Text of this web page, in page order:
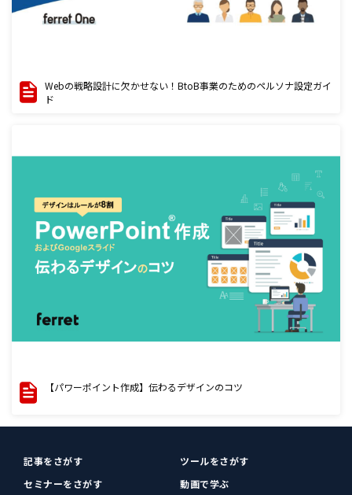
Webの戦略設計に欠かせない！BtoB事業のためのペルソナ設定ガイ
ド
【パワーポイント作成】伝わるデザインのコツ
記事をさがす
ツールをさがす
セミナーをさがす
動画で学ぶ